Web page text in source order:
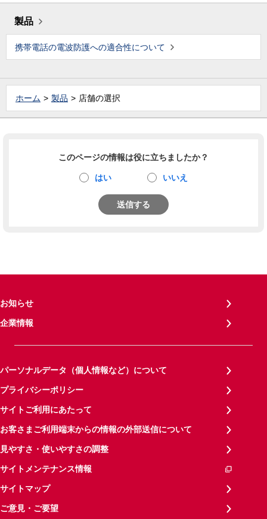
製品
携帯電話の電波防護への適合性について
ホーム 製品 店舗の選択
このページの情報は役に立ちましたか？
はい いいえ
送信する
お知らせ
企業情報
パーソナルデータ（個人情報など）について
プライバシーポリシー
サイトご利用にあたって
お客さまご利用端末からの情報の外部送信について
見やすさ・使いやすさの調整
サイトメンテナンス情報
サイトマップ
ご意見・ご要望